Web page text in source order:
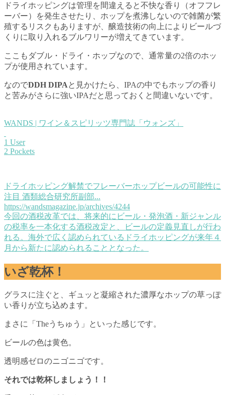
ドライホッピングは管理を間違えると不快な香り（オフフレ
ーバー）を発生させたり、ホップを煮沸しないので雑菌が繁
殖するリスクもありますが、醸造技術の向上によりビールづ
くりに取り入れるブルワリーが増えてきています。
ここもダブル・ドライ・ホップなので、通常量の2倍のホッ
プが使用されています。
なのでDDH DIPAと見かけたら、IPAの中でもホップの香り
と苦みがさらに強いIPAだと思っておくと間違いないです。
WANDS | ワイン＆スピリッツ専門誌「ウォンズ」
1 User
2 Pockets
ドライホッピング解禁でフレーバーホップビールの可能性に
注目 酒類総合研究所副部...
https://wandsmagazine.jp/archives/4244
今回の酒税改革では、将来的にビール・発泡酒・新ジャンル
の税率を一本化する酒税改定と、ビールの定義見直しが行わ
れる。海外で広く認められているドライホッピングが来年４
月から新たに認められることとなった。
いざ乾杯！
グラスに注ぐと、ギュッと凝縮された濃厚なホップの草っぽ
い香りが立ち込めます。
まさに「Theうちゅう」といった感じです。
ビールの色は黄色。
透明感ゼロのニゴニゴです。
それでは乾杯しましょう！！